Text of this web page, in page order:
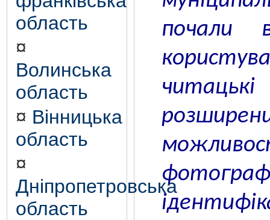
область
¤
Волинська
область
¤ Вінницька
область
¤
Дніпропетровська
область
почали